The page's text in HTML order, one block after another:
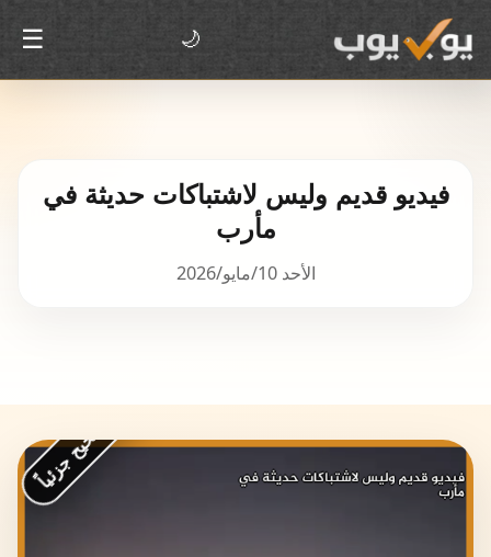
🌙
☰
فيديو قديم وليس لاشتباكات حديثة في
مأرب
الأحد 10/مايو/2026
غير صحيح جزئياً